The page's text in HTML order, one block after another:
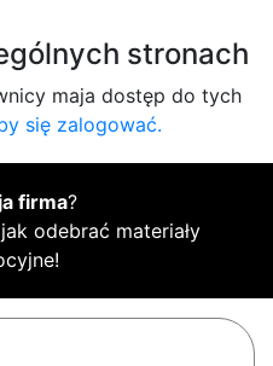
stronach
maja dostęp do tych
się zalogować.
firma?
odebrać materiały